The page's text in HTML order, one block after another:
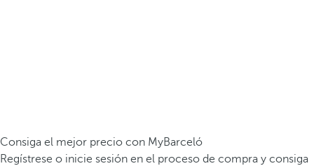
Consiga el mejor precio con MyBarceló
Regístrese o inicie sesión en el proceso de compra y consiga